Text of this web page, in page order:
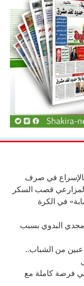
بالإسراع في صرف
لمزارعي قصب السكر
في الكرة
البدوي بسبب
يكشف أسباب استبعاد 4 لاعبين من الشباب..
فرصة كاملة مع